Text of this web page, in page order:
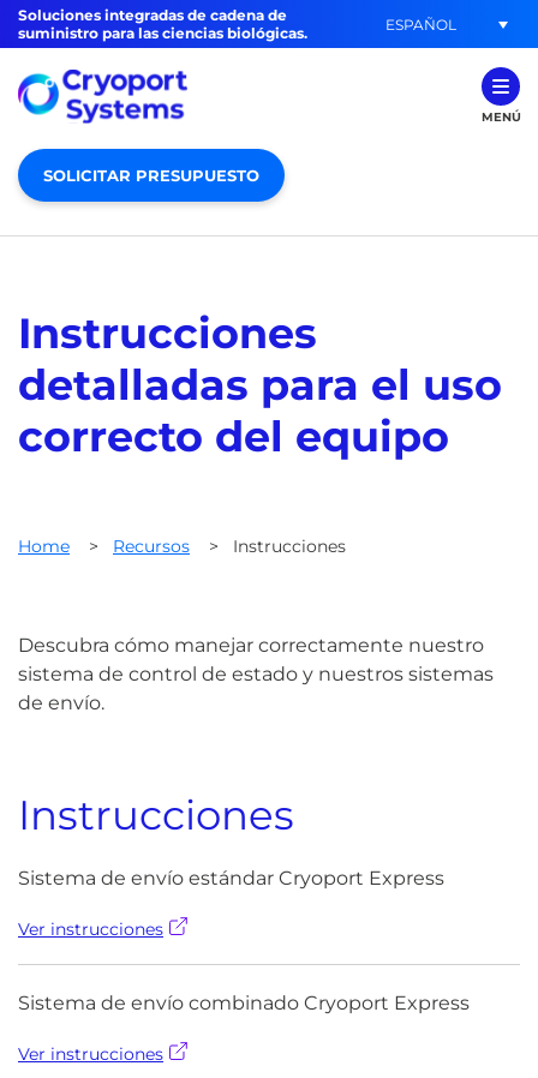
Soluciones integradas de cadena de
suministro para las ciencias biológicas.
ESPAÑOL
MENÚ
SOLICITAR PRESUPUESTO
Instrucciones
detalladas para el uso
correcto del equipo
Home > Recursos > Instrucciones
Descubra cómo manejar correctamente nuestro
sistema de control de estado y nuestros sistemas
de envío.
Instrucciones
Sistema de envío estándar Cryoport Express
Ver instrucciones
Sistema de envío combinado Cryoport Express
Ver instrucciones